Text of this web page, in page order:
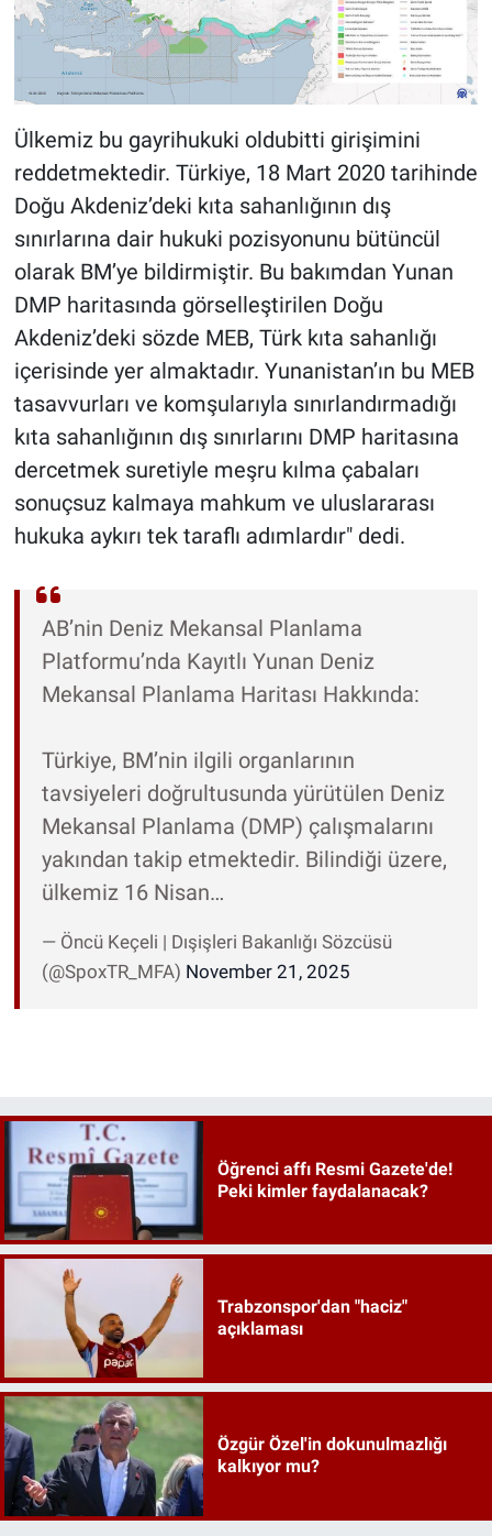
Ülkemiz bu gayrihukuki oldubitti girişimini
reddetmektedir. Türkiye, 18 Mart 2020 tarihinde
Doğu Akdeniz’deki kıta sahanlığının dış
sınırlarına dair hukuki pozisyonunu bütüncül
olarak BM’ye bildirmiştir. Bu bakımdan Yunan
DMP haritasında görselleştirilen Doğu
Akdeniz’deki sözde MEB, Türk kıta sahanlığı
içerisinde yer almaktadır. Yunanistan’ın bu MEB
tasavvurları ve komşularıyla sınırlandırmadığı
kıta sahanlığının dış sınırlarını DMP haritasına
dercetmek suretiyle meşru kılma çabaları
sonuçsuz kalmaya mahkum ve uluslararası
hukuka aykırı tek taraflı adımlardır" dedi.
AB’nin Deniz Mekansal Planlama
Platformu’nda Kayıtlı Yunan Deniz
Mekansal Planlama Haritası Hakkında:
Türkiye, BM’nin ilgili organlarının
tavsiyeleri doğrultusunda yürütülen Deniz
Mekansal Planlama (DMP) çalışmalarını
yakından takip etmektedir. Bilindiği üzere,
ülkemiz 16 Nisan…
— Öncü Keçeli | Dışişleri Bakanlığı Sözcüsü
(@SpoxTR_MFA) November 21, 2025
Öğrenci affı Resmi Gazete'de!
Peki kimler faydalanacak?
Trabzonspor'dan "haciz"
açıklaması
Özgür Özel'in dokunulmazlığı
kalkıyor mu?